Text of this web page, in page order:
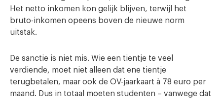
Het netto inkomen kon gelijk blijven, terwijl het
bruto-inkomen opeens boven de nieuwe norm
uitstak.
De sanctie is niet mis. Wie een tientje te veel
verdiende, moet niet alleen dat ene tientje
terugbetalen, maar ook de OV-jaarkaart à 78 euro per
maand. Dus in totaal moeten studenten – vanwege dat